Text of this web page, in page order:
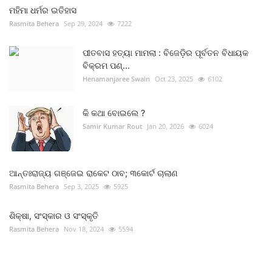
ମହିମା ଧର୍ମର ଇତିହାସ
Rasmita Behera Sep 29, 2024 7222
ପୀତବାସ ହତ୍ୟା ମାମଲା : ବିଜେଡ଼ିର ପୂର୍ବତନ ବିଧାୟକ
ବିକ୍ରମ ପଣ୍...
Henamanjaree Swain Oct 23, 2025 6102
କି କଥା ବୋଇଲେ ?
Samir Kumar Rout Jan 20, 2026 6024
ଆନ୍ତଃରାଜ୍ୟ ଗଞ୍ଜେଇ ରାକେଟ ଠାବ; ୩କୋର୍ଟ ଚାଲାଣ
Rasmita Behera Sep 3, 2025 5925
ଶିକ୍ଷା, ସଂସ୍କାର ଓ ସଂସ୍କୃତି
Rasmita Behera Nov 18, 2024 5594